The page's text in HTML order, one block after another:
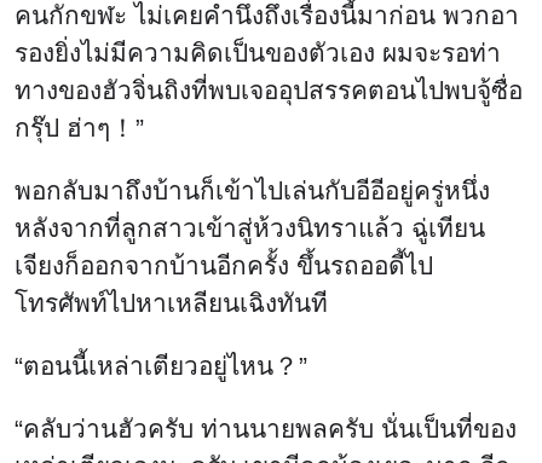
คนกักขฬะ ไม่เคยคำนึงถึงเรื่องนี้มาก่อน พวกอา
รองยิ่งไม่มีความคิดเป็นของตัวเอง ผมจะรอท่า
ทางของฮัวจิ่นถิงที่พบเจออุปสรรคตอนไปพบจู้ซื่อ
กรุ๊ป ฮ่าๆ！”
พอกลับมาถึงบ้านก็เข้าไปเล่นกับอีอีอยู่ครู่หนึ่ง
หลังจากที่ลูกสาวเข้าสู่ห้วงนิทราแล้ว ฉู่เทียน
เจียงก็ออกจากบ้านอีกครั้ง ขึ้นรถออดี้ไป
โทรศัพท์ไปหาเหลียนเฉิงทันที